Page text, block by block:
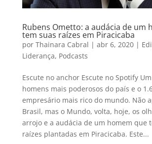
Rubens Ometto: a audácia de um
tem suas raízes em Piracicaba
por Thainara Cabral | abr 6, 2020|
Liderança, Podcasts
Escute no anchor Escute no Spotify
homens mais poderosos do país e o
empresário mais rico do mundo. Não
Brasil, mas o Mundo, volta, hoje, os
arrojo e a audácia de um homem que
raízes plantadas em Piracicaba. Este...